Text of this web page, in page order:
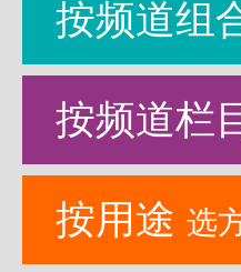
按频道组
按频道栏
按用途 选